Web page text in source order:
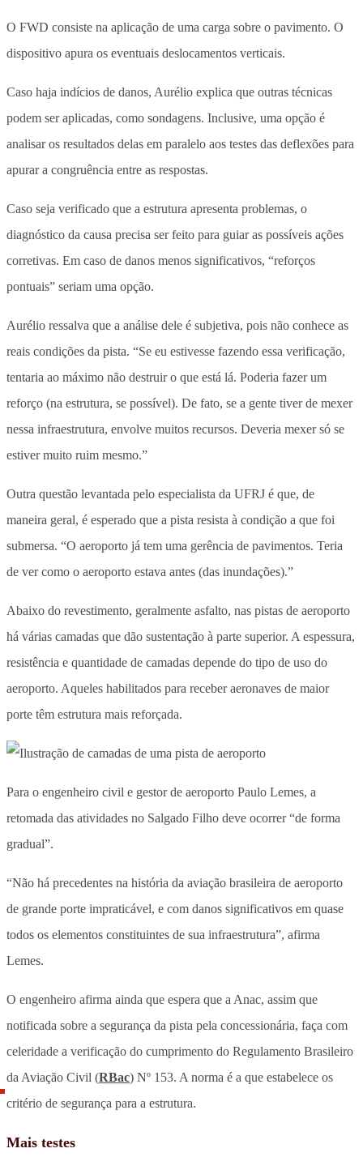
O FWD consiste na aplicação de uma carga sobre o pavimento. O
dispositivo apura os eventuais deslocamentos verticais.
Caso haja indícios de danos, Aurélio explica que outras técnicas
podem ser aplicadas, como sondagens. Inclusive, uma opção é
analisar os resultados delas em paralelo aos testes das deflexões para
apurar a congruência entre as respostas.
Caso seja verificado que a estrutura apresenta problemas, o
diagnóstico da causa precisa ser feito para guiar as possíveis ações
corretivas. Em caso de danos menos significativos, “reforços
pontuais” seriam uma opção.
Aurélio ressalva que a análise dele é subjetiva, pois não conhece as
reais condições da pista. “Se eu estivesse fazendo essa verificação,
tentaria ao máximo não destruir o que está lá. Poderia fazer um
reforço (na estrutura, se possível). De fato, se a gente tiver de mexer
nessa infraestrutura, envolve muitos recursos. Deveria mexer só se
estiver muito ruim mesmo.”
Outra questão levantada pelo especialista da UFRJ é que, de
maneira geral, é esperado que a pista resista à condição a que foi
submersa. “O aeroporto já tem uma gerência de pavimentos. Teria
de ver como o aeroporto estava antes (das inundações).”
Abaixo do revestimento, geralmente asfalto, nas pistas de aeroporto
há várias camadas que dão sustentação à parte superior. A espessura,
resistência e quantidade de camadas depende do tipo de uso do
aeroporto. Aqueles habilitados para receber aeronaves de maior
porte têm estrutura mais reforçada.
Para o engenheiro civil e gestor de aeroporto Paulo Lemes, a
retomada das atividades no Salgado Filho deve ocorrer “de forma
gradual”.
“Não há precedentes na história da aviação brasileira de aeroporto
de grande porte impraticável, e com danos significativos em quase
todos os elementos constituintes de sua infraestrutura”, afirma
Lemes.
O engenheiro afirma ainda que espera que a Anac, assim que
notificada sobre a segurança da pista pela concessionária, faça com
celeridade a verificação do cumprimento do Regulamento Brasileiro
da Aviação Civil (RBac) Nº 153. A norma é a que estabelece os
critério de segurança para a estrutura.
Mais testes